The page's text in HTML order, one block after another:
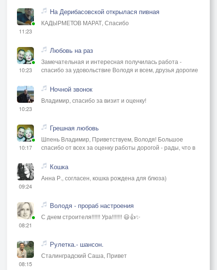
11:23
На Дерибасовской открылася пивная
КАДЫРМЕТОВ МАРАТ, Спасибо
10:23
Любовь на раз
Замечательная и интересная получилась работа -
спасибо за удовольствие Володя и всем, друзья дорогие
10:23
Ночной звонок
Владимир, спасибо за визит и оценку!
10:17
Грешная любовь
Шпень Владимир, Приветствуем, Володя! Большое
спасибо от всех за оценку работы дорогой - рады, что в
09:24
Кошка
Анна Р., согласен, кошка рождена для блюза)
08:21
Володя - прораб настроения
С днем строителя!!!!!! Ура!!!!!!! 😃👍✨
08:15
Рулетка.- шансон.
Сталинградский Саша, Привет